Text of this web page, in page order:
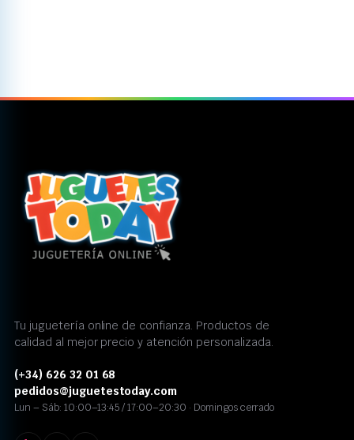
Tu juguetería online de confianza. Productos de
calidad al mejor precio y atención personalizada.
(+34) 626 32 01 68
pedidos@juguetestoday.com
Lun – Sáb: 10:00–13:45 / 17:00–20:30 · Domingos cerrado